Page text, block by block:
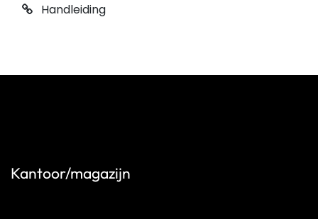
Handleiding
Kantoor/magazijn